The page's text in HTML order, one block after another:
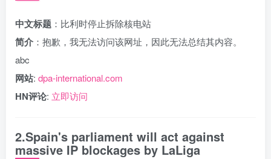
中文标题 ：比利时停止拆除核电站
简介 ：抱歉，我无法访问该网址，因此无法总结其内容。
abc
网站: dpa-international.com
HN评论: 立即访问
2.Spain's parliament will act against
massive IP blockages by LaLiga